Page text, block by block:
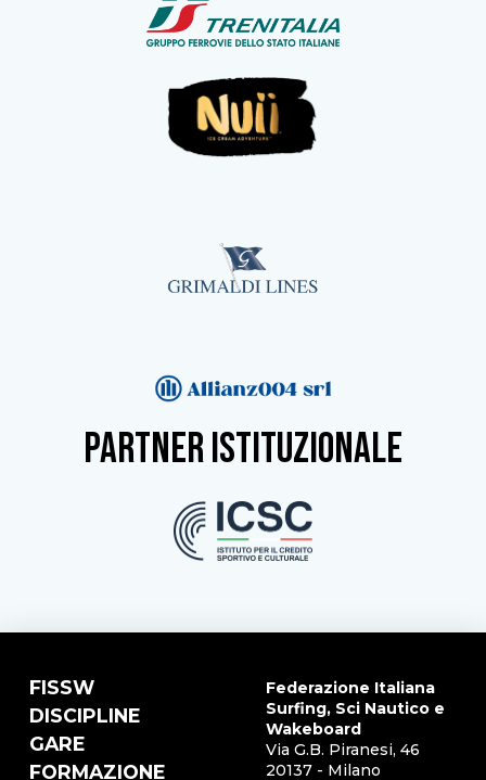
partner istituzionale
FISSW
DISCIPLINE
GARE
FORMAZIONE
Federazione Italiana
Surfing, Sci Nautico e
Wakeboard
Via G.B. Piranesi, 46
20137 - Milano